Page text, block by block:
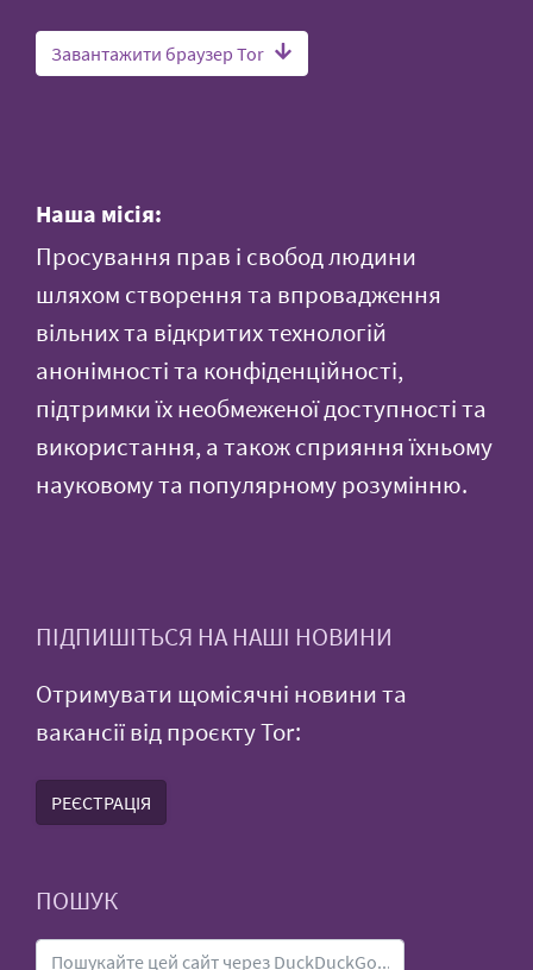
Завантажити браузер Tor
Наша місія:
Просування прав і свобод людини
шляхом створення та впровадження
вільних та відкритих технологій
анонімності та конфіденційності,
підтримки їх необмеженої доступності та
використання, а також сприяння їхньому
науковому та популярному розумінню.
ПІДПИШІТЬСЯ НА НАШІ НОВИНИ
Отримувати щомісячні новини та
вакансії від проєкту Tor:
РЕЄСТРАЦІЯ
ПОШУК